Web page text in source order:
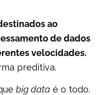
ao
de dados
velocidades.
preditiva.
big data é o todo.